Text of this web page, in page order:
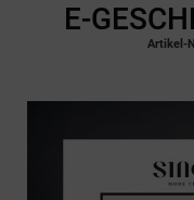
E-
Artikel-